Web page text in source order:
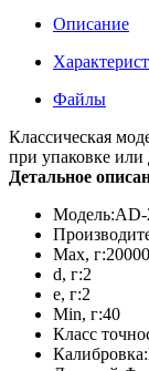
Описание
Файлы
Классическая
при упаковке или
Детальное
Модель:AD-
Max, г:20000
d, г:2
e, г:2
Min, г:40
Класс
Калибровка: